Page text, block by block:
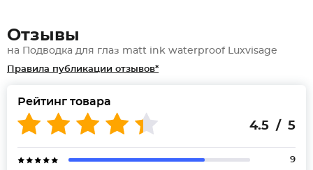
Отзывы
на Подводка для глаз matt ink waterproof Luxvisage
Правила публикации отзывов*
Рейтинг товара
4.5 / 5
9